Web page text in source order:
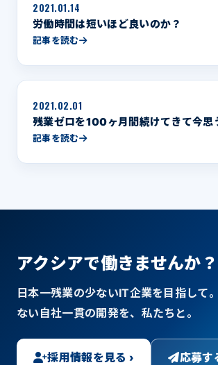
2021.01.14
労働時間は短いほど良いのか？
記事を読む
2021.02.01
残業ゼロを100ヶ月間続けてきて今思
記事を読む
アクシアで働きませんか？
日本一残業の少ないIT企業を目指して
ない自社一貫の開発を、私たちと。
採用情報を見る › 応募す